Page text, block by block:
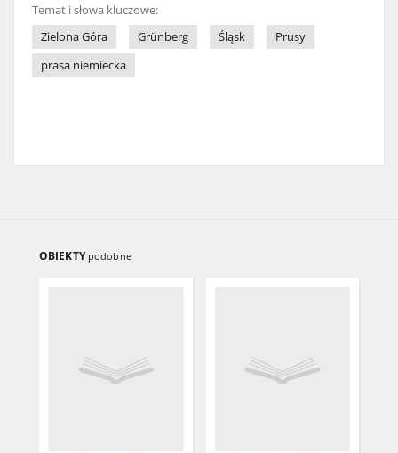
Temat i słowa kluczowe:
Zielona Góra
Grünberg Śląsk
Prusy
prasa niemiecka
OBIEKTY podobne